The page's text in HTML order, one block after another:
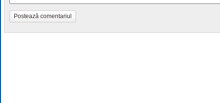
Postează comentariul